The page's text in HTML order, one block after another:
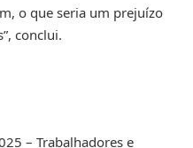
o que seria um prejuízo
conclui.